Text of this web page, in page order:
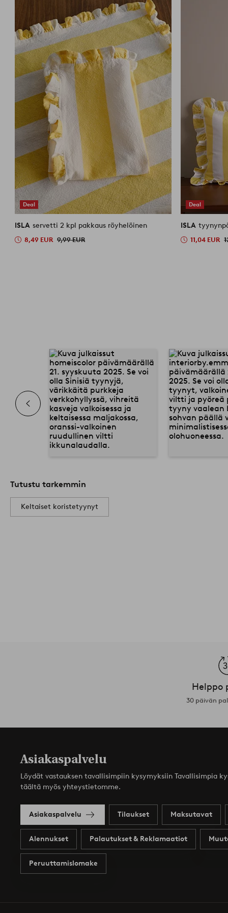
Deal
ISLA servetti 2 kpl pakkaus röyhelöinen
8,49 EUR 9,99 EUR
Deal
ISLA
11,04 EUR
Tutustu tarkemmin
Keltaiset koristetyynyt
Helppo
30 päivän
Asiakaspalvelu
Löydät vastauksen tavallisimpiin kysymyksiin Tavallisimpia
täältä myös yhteystietomme.
Asiakaspalvelu Tilaukset Maksutavat
Alennukset Palautukset & Reklamaatiot
Peruuttamislomake